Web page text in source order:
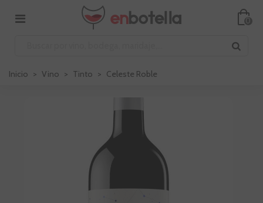
0
Inicio > Vino > Tinto > Celeste Roble